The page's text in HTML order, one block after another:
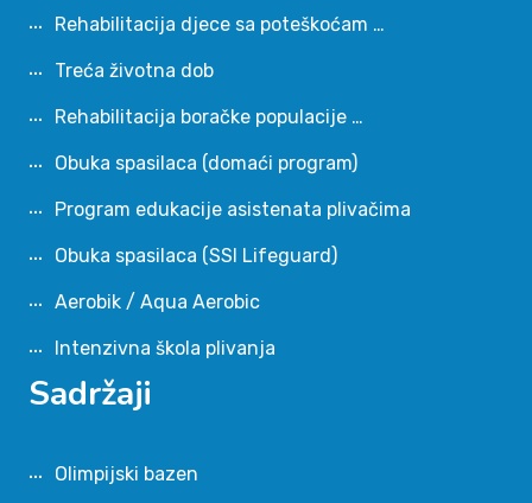
Rehabilitacija djece sa poteškoćam …
Treća životna dob
Rehabilitacija boračke populacije …
Obuka spasilaca (domaći program)
Program edukacije asistenata plivačima
Obuka spasilaca (SSI Lifeguard)
Aerobik / Aqua Aerobic
Intenzivna škola plivanja
Sadržaji
Olimpijski bazen